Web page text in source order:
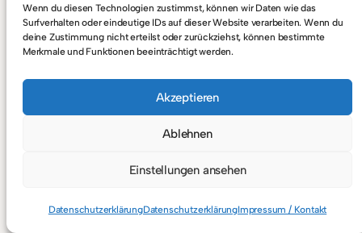
Wenn du diesen Technologien zustimmst, können wir Daten wie das
Surfverhalten oder eindeutige IDs auf dieser Website verarbeiten. Wenn du
deine Zustimmung nicht erteilst oder zurückziehst, können bestimmte
Merkmale und Funktionen beeinträchtigt werden.
Akzeptieren
Ablehnen
Einstellungen ansehen
DatenschutzerklärungDatenschutzerklärungImpressum / Kontakt
Hektisch sah sich Victor um. Er durfte
jetzt keine Zeit verlieren. Jerry war
definitiv nicht im Raum zu sehen. Er
würde die anwesenden Menschen mit
Leichtigkeit deutlich überragen. Und
selbst, wenn er irgendwo
würde allein dieser Umstand schon einen
geben. Wo war er nur und was hatte er